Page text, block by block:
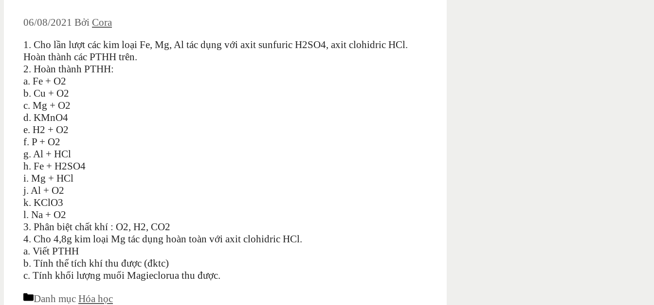
06/08/2021 Bởi Cora
1. Cho lần lượt các kim loại Fe, Mg, Al tác dụng với axit sunfuric H2SO4, axit clohidric HCl.
Hoàn thành các PTHH trên.
2. Hoàn thành PTHH:
a. Fe + O2
b. Cu + O2
c. Mg + O2
d. KMnO4
e. H2 + O2
f. P + O2
g. Al + HCl
h. Fe + H2SO4
i. Mg + HCl
j. Al + O2
k. KClO3
l. Na + O2
3. Phân biệt chất khí : O2, H2, CO2
4. Cho 4,8g kim loại Mg tác dụng hoàn toàn với axit clohidric HCl.
a. Viết PTHH
b. Tính thể tích khí thu được (đktc)
c. Tính khối lượng muối Magieclorua thu được.
Danh mục Hóa học